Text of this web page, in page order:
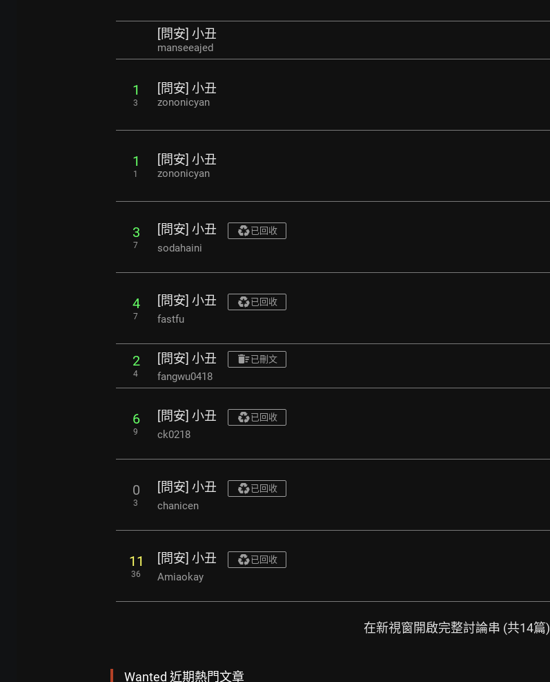
[問安] 小丑
manseeajed
1
3
[問安] 小丑
zononicyan
1
1
[問安] 小丑
zononicyan
3
7
[問安] 小丑 已回收
sodahaini
4
7
[問安] 小丑 已回收
fastfu
2
4
[問安] 小丑 已刪文
fangwu0418
6
9
[問安] 小丑 已回收
ck0218
0
3
[問安] 小丑 已回收
chanicen
11
36
[問安] 小丑 已回收
Amiaokay
在新視窗開啟完整討論串 (共14篇)
Wanted 近期熱門文章